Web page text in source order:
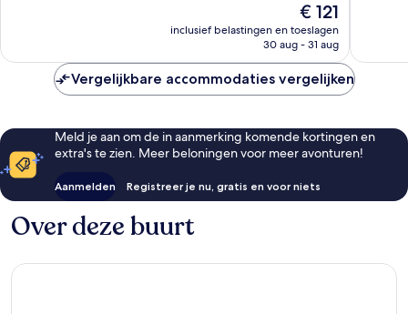
De
prijs
€ 121
inclusief belastingen en toeslagen
30 aug - 31 aug
Vergelijkbare accommodaties vergelijken
Meld je aan om de in aanmerking komende kortingen en
extra's te zien. Meer beloningen voor meer avonturen!
Aanmelden Registreer je nu, gratis en voor niets
Over deze buurt